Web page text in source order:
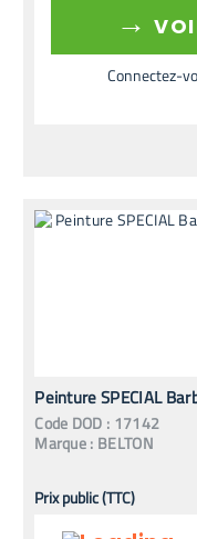
→
Connectez-
Peinture SPECIAL
Code DOD : 17142
Marque : BELTON
Prix public (TTC)